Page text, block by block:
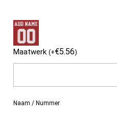
Maatwerk(+€5.56)
Naam / Nummer